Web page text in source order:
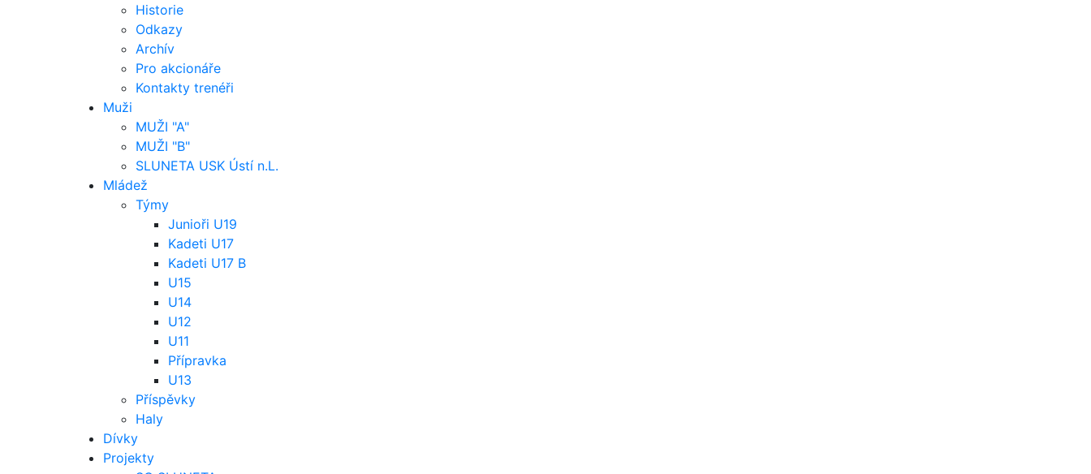
Historie
Odkazy
Archív
Pro akcionáře
Kontakty trenéři
Muži
MUŽI "A"
MUŽI "B"
SLUNETA USK Ústí n.L.
Mládež
Týmy
Junioři U19
Kadeti U17
Kadeti U17 B
U15
U14
U12
U11
Přípravka
U13
Příspěvky
Haly
Dívky
Projekty